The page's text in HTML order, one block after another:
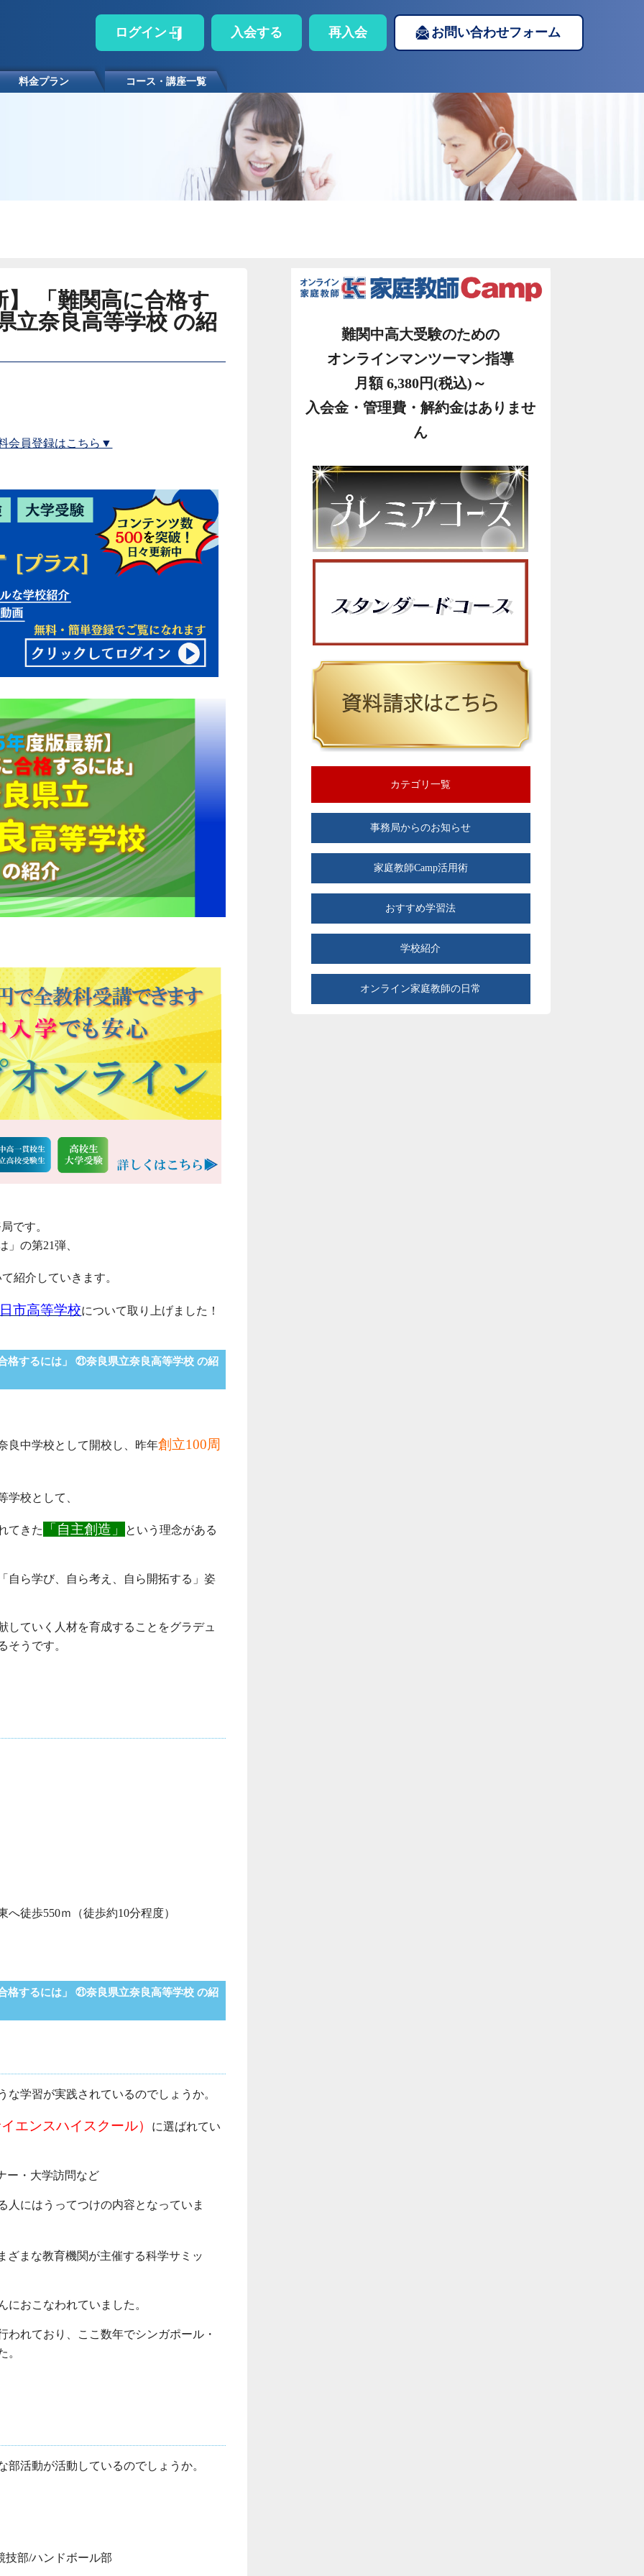
ログイン 入会する 再入会 お問い合わせフォーム
料金プラン コース・講座一覧
】 「難関高に合格す
立奈良高等学校 の紹
会員登録はこちら▼
です。
」の第21弾、
紹介していきます。
市高等学校について取り上げました！
格するには」 ㉑奈良県立奈良高等学校 の紹
良中学校として開校し、 昨年創立100周
学校として、
てきた 「自主創造」 という理念がある
自ら学び、自ら考え、自ら開拓する」姿
していく人材を育成することをグラデュ
そうです。
徒歩550ｍ（徒歩約10分程度）
格するには」 ㉑奈良県立奈良高等学校 の紹
な学習が実践されているのでしょうか。
エンスハイスクール） に選ばれてい
ー・大学訪問など
人にはうってつけの内容となっていま
ざまな教育機関が主催する科学サミッ
におこなわれていました。
われており、ここ数年でシンガポール・
。
部活動が活動しているのでしょうか。
技部/ハンドボール部
難関中高大受験のための
オンラインマンツーマン指導
月額 6,380円(税込)～
入会金・管理費・解約金はありませ
ん
カテゴリ一覧
事務局からのお知らせ
家庭教師Camp活用術
おすすめ学習法
学校紹介
オンライン家庭教師の日常